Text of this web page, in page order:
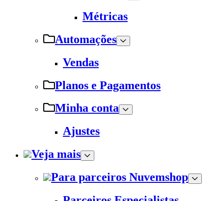
Métricas
Automações
Vendas
Planos e Pagamentos
Minha conta
Ajustes
Veja mais
Para parceiros Nuvemshop